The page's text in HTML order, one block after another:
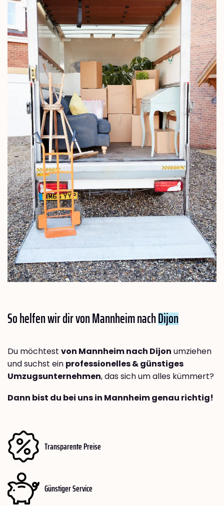
So helfen wir dir von Mannheim nachDijon
Du möchtest von Mannheim nach Dijon umziehen
und suchst ein professionelles & günstiges
Umzugsunternehmen, das sich um alles kümmert?
Dann bist du bei uns in Mannheim genau richtig!
Transparente Preise
Günstiger Service